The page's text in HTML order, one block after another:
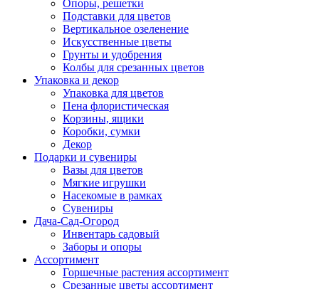
Опоры, решетки
Подставки для цветов
Вертикальное озеленение
Искусственные цветы
Грунты и удобрения
Колбы для срезанных цветов
Упаковка и декор
Упаковка для цветов
Пена флористическая
Корзины, ящики
Коробки, сумки
Декор
Подарки и сувениры
Вазы для цветов
Мягкие игрушки
Насекомые в рамках
Сувениры
Дача-Сад-Огород
Инвентарь садовый
Заборы и опоры
Ассортимент
Горшечные растения ассортимент
Срезанные цветы ассортимент